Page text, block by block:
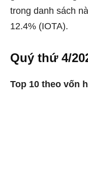
trong danh sách
12.4% (IOTA).
Quý thứ 4/
Top 10 theo vốn